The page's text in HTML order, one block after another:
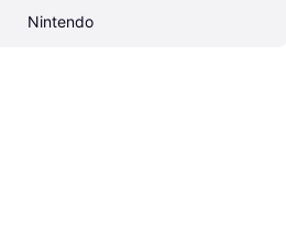
Nintendo